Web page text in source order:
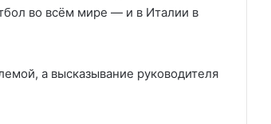
во всём мире — и в Италии в
а высказывание руководителя